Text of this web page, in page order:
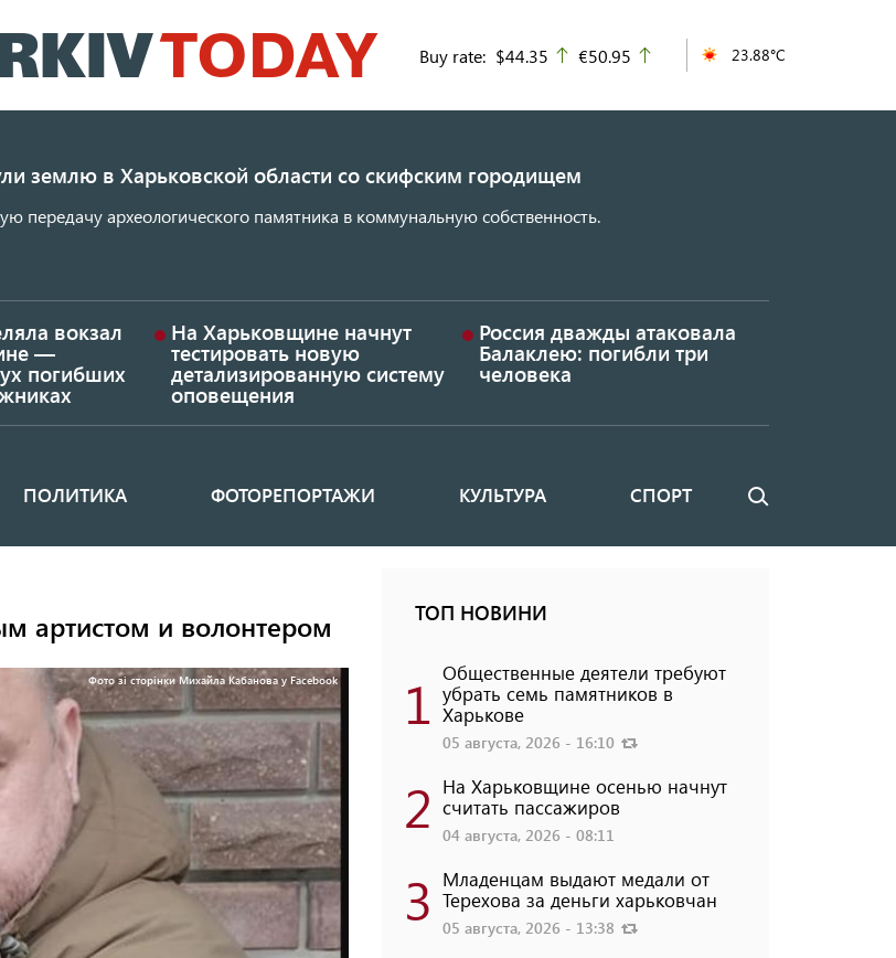
к
основному
Buy rate: $44.35 up
€50.95 23.88°C
землю в Харьковской области со скифским городищем
передачу археологического памятника в коммунальную собственность.
вокзал
—
погибших
На Харьковщине начнут
тестировать новую
детализированную систему
оповещения
Россия дважды атаковала
Балаклею: погибли три
человека
ПОЛИТИКА ФОТОРЕПОРТАЖИ КУЛЬТУРА СПОРТ Поиск
артистом и волонтером
Фото зі сторінки Михайла Кабанова у Facebook
ТОП НОВИНИ
1 Общественные деятели требуют
убрать семь памятников в
Харькове
05 августа, 2026 - 16:10
2 На Харьковщине осенью начнут
считать пассажиров
04 августа, 2026 - 08:11
3 Младенцам выдают медали от
Терехова за деньги харьковчан
05 августа, 2026 - 13:38